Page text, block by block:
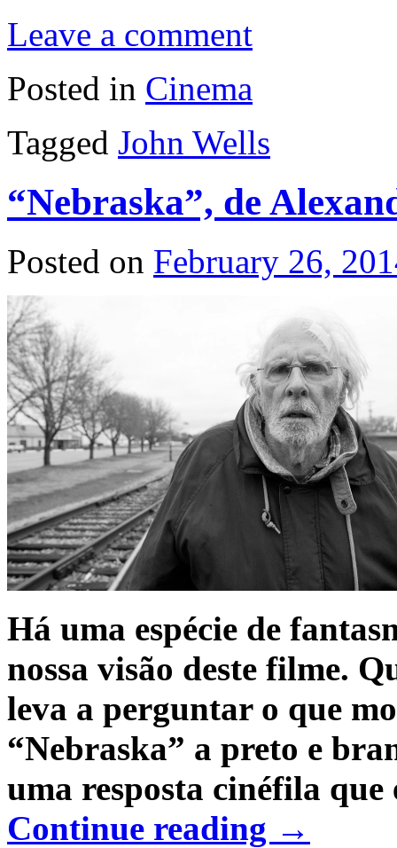
Leave a comment
Posted in Cinema
Tagged John Wells
“Nebraska”, de
Posted on February 26,
Há uma espécie de
nossa visão deste filme.
leva a perguntar o que
“Nebraska” a preto e
uma resposta cinéfila que
Continue reading →